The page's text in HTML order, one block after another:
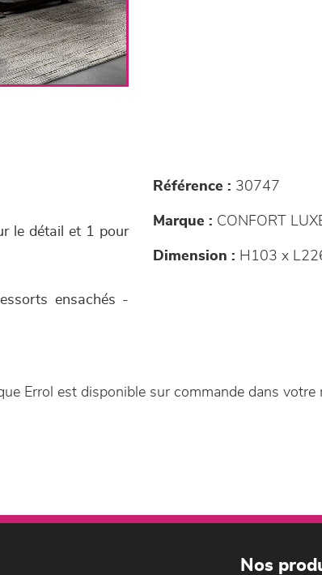
le détail et 1 pour
ensachés -
Référence : 30747
Marque : CONFORT
Dimension : H103 x
Errol est disponible sur commande dans
Nos